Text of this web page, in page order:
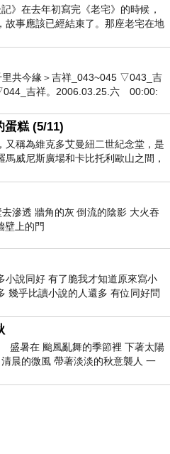
記》在去年初寫完《老宅》的時候，
故事應該已經結束了。那座老宅在地
個人終於離開那片黑暗，
共今緣＞吉祥_043~045 ▽043_吉
吉祥。2006.03.25.六 00:00:
蛋糕 (5/11)
又稱為維克多艾曼紐二世紀念堂，是
馬威尼斯廣場和卡比托利歐山之間，
義大利統一後的的第一位國
滲透 牆角的灰 倒流的陰影 大火吞
壁上的門
小說同好 有了脆我才知道原來寫小
幾乎比讀小說的人還多 有位同好問
說為什麼高中文學獎的
暑在 颱風亂舞的季節裡 下著太陽
晨的微風 帶著淡淡的秋意襲人 一